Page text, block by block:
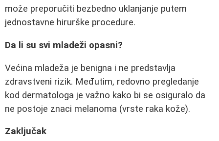
može preporučiti bezbedno uklanjanje putem
jednostavne hirurške procedure.
Da li su svi mladeži opasni?
Većina mladeža je benigna i ne predstavlja
zdravstveni rizik. Međutim, redovno pregledanje
kod dermatologa je važno kako bi se osiguralo da
ne postoje znaci melanoma (vrste raka kože).
Zaključak